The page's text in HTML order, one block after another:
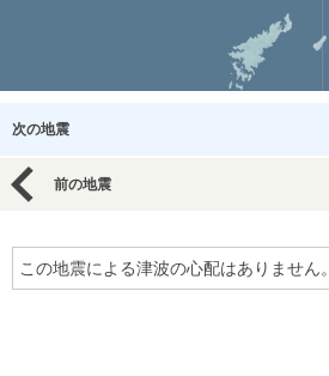
次の地震
前の地震
この地震による津波の心配はありません。